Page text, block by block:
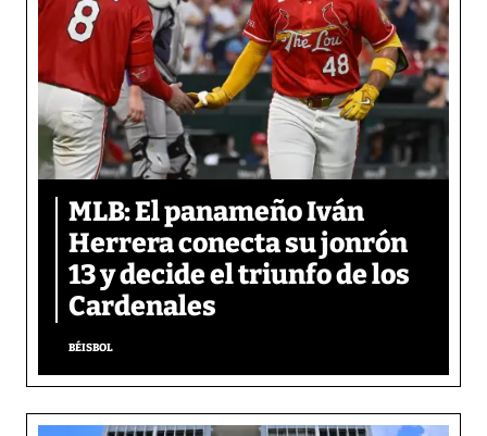
MLB: El panameño Iván
Herrera conecta su jonrón
13 y decide el triunfo de los
Cardenales
BÉISBOL